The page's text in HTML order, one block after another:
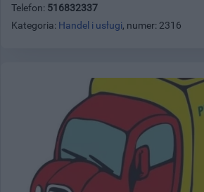
Telefon: 516832337
Kategoria: Handel i usługi, numer: 2316